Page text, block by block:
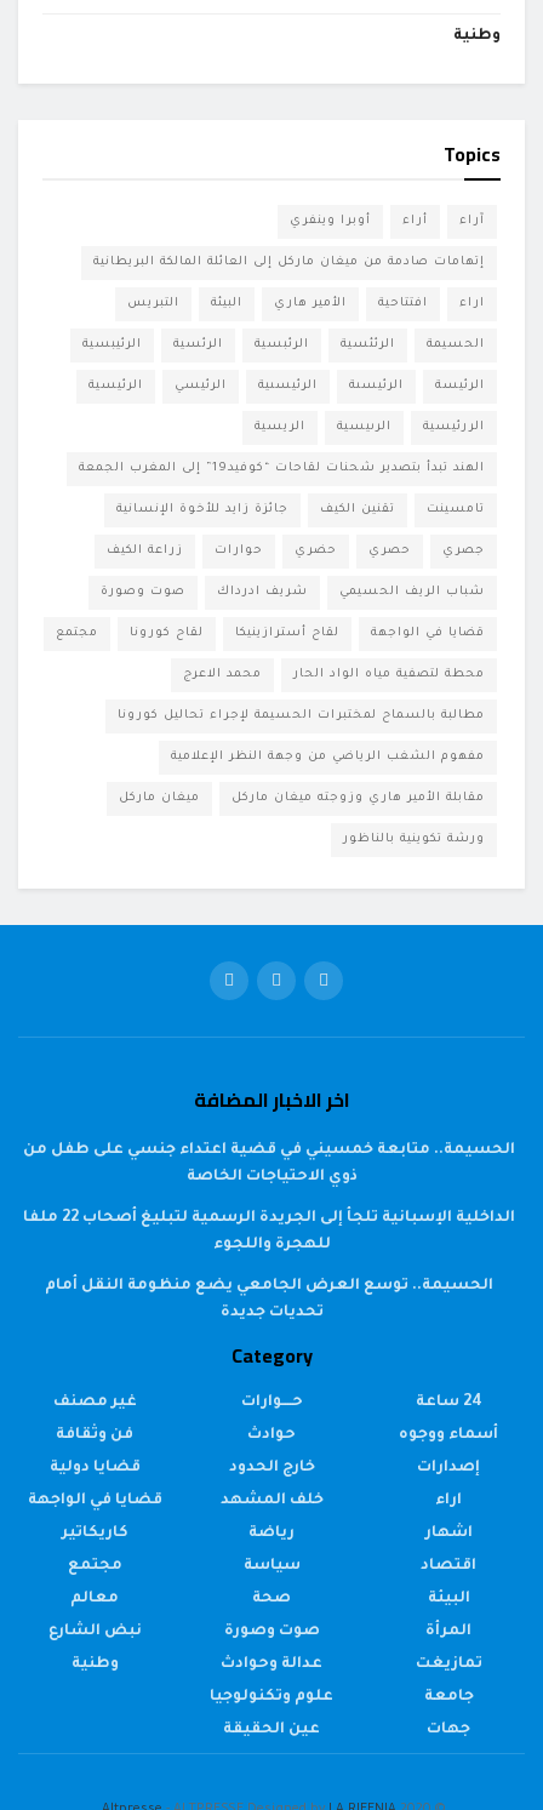
وطنية
Topics
آراء أراء أوبرا وينفري
إتهامات صادمة من ميغان ماركل إلى العائلة المالكة البريطانية
اراء افتتاحية الأمير هاري البيئة التبريس
الحسيمة الرئئسية الرئبسية الرئسية الرئيبسية
الرئيسة الرئيسىة الرئيسىية الرئيسي الرئيسية
الررئيسية الرىيسية الريسية
الهند تبدأ بتصدير شحنات لقاحات “كوفيد19” إلى المغرب الجمعة
تامسينت تقنين الكيف جائزة زايد للأخوة الإنسانية
جصري حصري حضري حوارات زراعة الكيف
شباب الريف الحسيمي شريف ادرداك صوت وصورة
قضايا في الواجهة لقاح أسترازينيكا لقاح كورونا مجتمع
محطة لتصفية مياه الواد الحار محمد الاعرج
مطالبة بالسماح لمختبرات الحسيمة لإجراء تحاليل كورونا
مفهوم الشغب الرياضي من وجهة النظر الإعلامية
مقابلة الأمير هاري وزوجته ميغان ماركل ميغان ماركل
ورشة تكوينية بالناظور
اخر الاخبار المضافة
الحسيمة.. متابعة خمسيني في قضية اعتداء جنسي على طفل من
ذوي الاحتياجات الخاصة
الداخلية الإسبانية تلجأ إلى الجريدة الرسمية لتبليغ أصحاب 22 ملفا
للهجرة واللجوء
الحسيمة.. توسع العرض الجامعي يضع منظومة النقل أمام
تحديات جديدة
Category
24 ساعة
أسماء ووجوه
إصدارات
اراء
اشهار
اقتصاد
البيئة
المرأة
تمازيغت
جامعة
جهات
حــــوارات
حوادث
خارج الحدود
خلف المشهد
رياضة
سياسة
صحة
صوت وصورة
عدالة وحوادث
علوم وتكنولوجيا
عين الحقيقة
غير مصنف
فن وثقافة
قضايا دولية
قضايا في الواجهة
كاريكاتير
مجتمع
معالم
نبض الشارع
وطنية